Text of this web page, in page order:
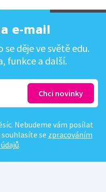
e-mail
děje ve světě edu.
funkce a další.
Nebudeme vám posílat
se zpracováním
.